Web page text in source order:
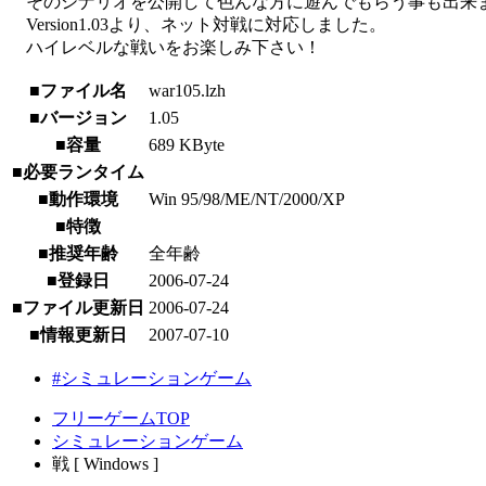
Version1.03より、ネット対戦に対応しました。
ハイレベルな戦いをお楽しみ下さい！
■ファイル名
war105.lzh
■バージョン
1.05
■容量
689 KByte
■必要ランタイム
■動作環境
Win 95/98/ME/NT/2000/XP
■特徴
■推奨年齢
全年齢
■登録日
2006-07-24
■ファイル更新日 2006-07-24
■情報更新日
2007-07-10
#シミュレーションゲーム
フリーゲームTOP
シミュレーションゲーム
戦 [ Windows ]